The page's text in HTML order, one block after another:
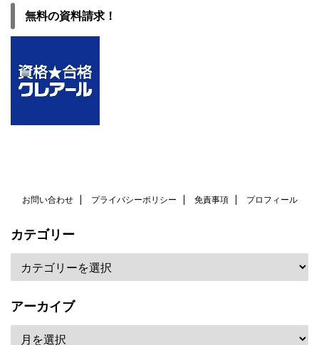
無料の資料請求！
お問い合わせ プライバシーポリシー 免責事項 プロフィール
カテゴリー
アーカイブ